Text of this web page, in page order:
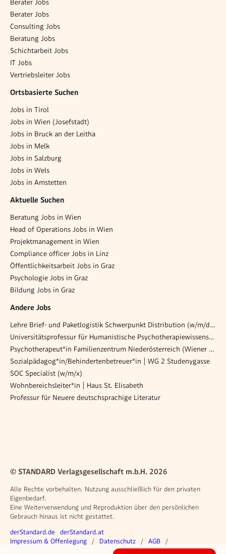
Berater Jobs
Berater Jobs
Consulting Jobs
Beratung Jobs
Schichtarbeit Jobs
IT Jobs
Vertriebsleiter Jobs
Ortsbasierte Suchen
Jobs in Tirol
Jobs in Wien (Josefstadt)
Jobs in Bruck an der Leitha
Jobs in Melk
Jobs in Salzburg
Jobs in Wels
Jobs in Amstetten
Aktuelle Suchen
Beratung Jobs in Wien
Head of Operations Jobs in Wien
Projektmanagement in Wien
Compliance officer Jobs in Linz
Öffentlichkeitsarbeit Jobs in Graz
Psychologie Jobs in Graz
Bildung Jobs in Graz
Andere Jobs
Lehre Brief- und Paketlogistik Schwerpunkt Distribution (w/m/d) 4111 Walding
Universitätsprofessur für Humanistische Psychotherapiewissenschaften gem. § 98 UG (m/w/d), SB25-0039
Psychotherapeut*in Familienzentrum Niederösterreich (Wiener Neustadt)
Sozialpädagog*in/Behindertenbetreuer*in | WG 2 Studenygasse
SOC Specialist (w/m/x)
Wohnbereichsleiter*in | Haus St. Elisabeth
Professur für Neuere deutschsprachige Literatur
© STANDARD Verlagsgesellschaft m.b.H. 2026
Alle Rechte vorbehalten. Nutzung ausschließlich für den privaten
Eigenbedarf.
Eine Weiterverwendung und Reproduktion über den persönlichen
Gebrauch hinaus ist nicht gestattet.
Weitere Angebote
derStandard.de derStandard.at
Rechtliches
Impressum & Offenlegung Datenschutz
AGB